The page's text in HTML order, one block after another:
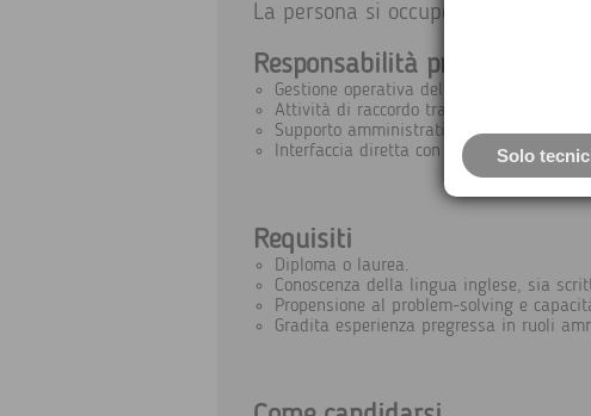
La persona si occuperà del
Responsabilità principali
Gestione operativa del ciclo post-
Attività di raccordo tra il reparto
Supporto amministrativo, con
Interfaccia diretta con clienti e fornitori,
Requisiti
Diploma o laurea.
Conoscenza della lingua inglese, sia
Propensione al problem-solving e
Gradita esperienza pregressa in ruoli
Solo